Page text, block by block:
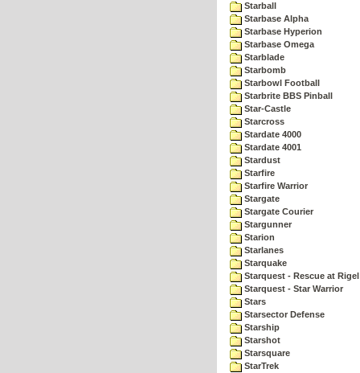
Starball
Starbase Alpha
Starbase Hyperion
Starbase Omega
Starblade
Starbomb
Starbowl Football
Starbrite BBS Pinball
Star-Castle
Starcross
Stardate 4000
Stardate 4001
Stardust
Starfire
Starfire Warrior
Stargate
Stargate Courier
Stargunner
Starion
Starlanes
Starquake
Starquest - Rescue at Rigel
Starquest - Star Warrior
Stars
Starsector Defense
Starship
Starshot
Starsquare
StarTrek